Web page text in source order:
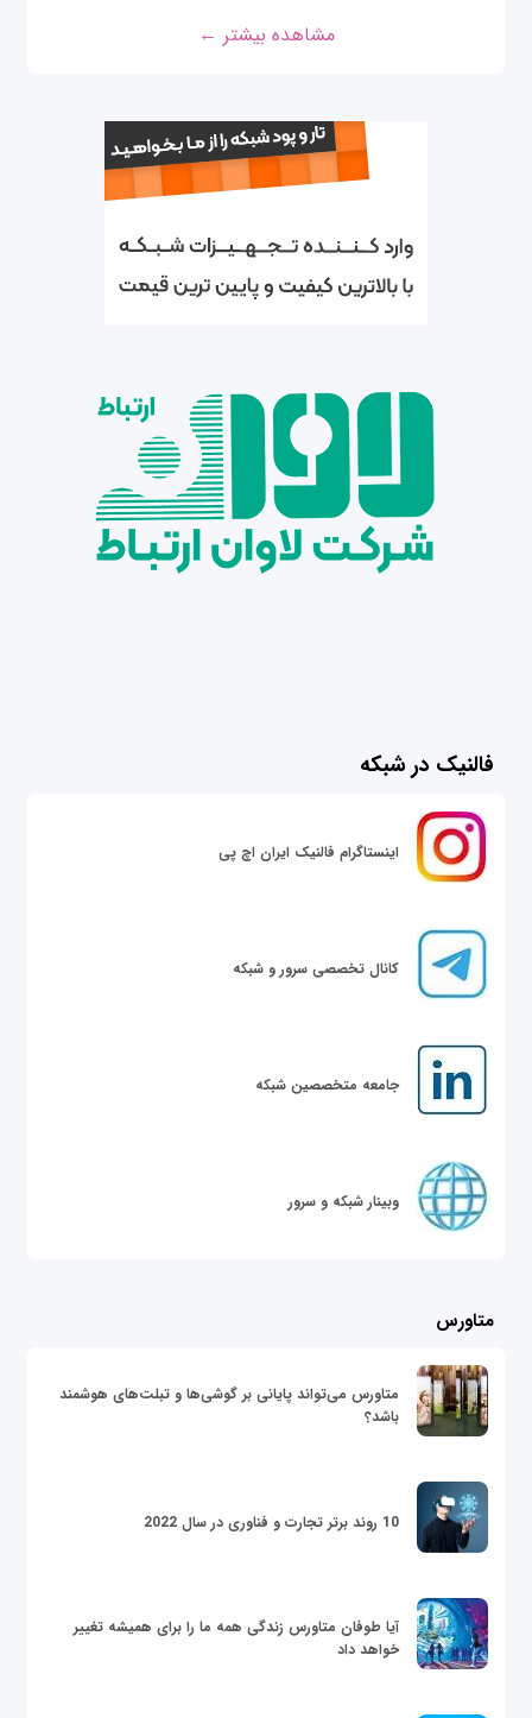
مشاهده بیشتر ←
فالنیک در شبکه
اینستاگرام فالنیک ایران اچ پی
کانال تخصصی سرور و شبکه
جامعه متخصصین شبکه
وبینار شبکه و سرور
متاورس
متاورس می‌تواند پایانی بر گوشی‌ها و تبلت‌های هوشمند
باشد؟
10 روند برتر تجارت و فناوری در سال 2022
آیا طوفان متاورس زندگی همه ما را برای همیشه تغییر
خواهد داد